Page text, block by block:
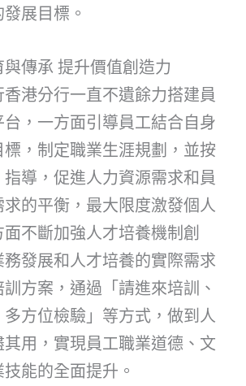
展目標。
傳承 提升價值創造力
港分行一直不遺餘力搭建員
，一方面引導員工結合自身
，制定職業生涯規劃，並按
導，促進人力資源需求和員
的平衡，最大限度激發個人
不斷加強人才培養機制創
發展和人才培養的實際需求
方案，通過「請進來培訓、
方位檢驗」等方式，做到人
用，實現員工職業道德、文
能的全面提升。